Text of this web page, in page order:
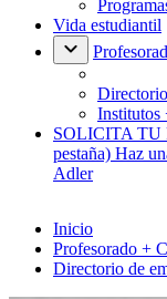
Vida estudiantil
Institutos
SOLICITA
pestaña) Haz
Adler
Inicio
Profesorado +
Directorio de